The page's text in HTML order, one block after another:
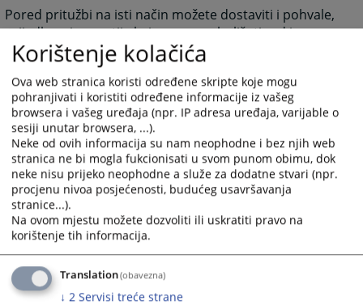
Pored pritužbi na isti način možete dostaviti i pohvale,
prijedloge i sugestije koje mogu poboljšati rad i
efikasnost suda.
5336PREGLEDA
Korištenje kolačića
Ova web stranica koristi određene skripte koje mogu
pohranjivati i koristiti određene informacije iz vašeg
browsera i vašeg uređaja (npr. IP adresa uređaja, varijable o
sesiji unutar browsera, ...).
Neke od ovih informacija su nam neophodne i bez njih web
stranica ne bi mogla fukcionisati u svom punom obimu, dok
neke nisu prijeko neophodne a služe za dodatne stvari (npr.
procjenu nivoa posjećenosti, budućeg usavršavanja
stranice...).
Na ovom mjestu možete dozvoliti ili uskratiti pravo na
korištenje tih informacija.
Translation(obavezna)
↓ 2 Servisi treće strane